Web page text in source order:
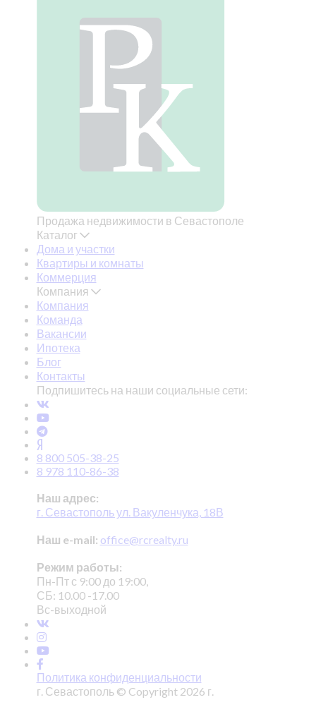
Продажа недвижимости в Севастополе
Каталог
Дома и участки
Квартиры и комнаты
Коммерция
Компания
Компания
Команда
Вакансии
Ипотека
Блог
Контакты
Подпишитесь на наши социальные сети:
8 800 505-38-25
8 978 110-86-38
Наш адрес:
г. Севастополь ул. Вакуленчука, 18В
Наш e-mail: office@rcrealty.ru
Режим работы:
Пн-Пт с 9:00 до 19:00,
СБ: 10.00 -17.00
Вс-выходной
Политика конфиденциальности
г. Севастополь © Copyright 2026 г.